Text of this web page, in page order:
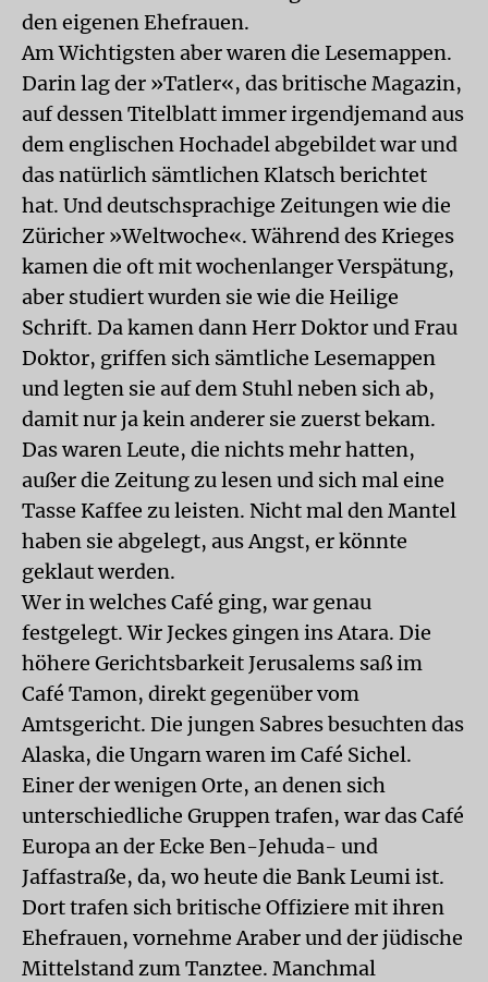
den eigenen Ehefrauen.
Am Wichtigsten aber waren die Lesemappen.
Darin lag der »Tatler«, das britische Magazin,
auf dessen Titelblatt immer irgendjemand aus
dem englischen Hochadel abgebildet war und
das natürlich sämtlichen Klatsch berichtet
hat. Und deutschsprachige Zeitungen wie die
Züricher »Weltwoche«. Während des Krieges
kamen die oft mit wochenlanger Verspätung,
aber studiert wurden sie wie die Heilige
Schrift. Da kamen dann Herr Doktor und Frau
Doktor, griffen sich sämtliche Lesemappen
und legten sie auf dem Stuhl neben sich ab,
damit nur ja kein anderer sie zuerst bekam.
Das waren Leute, die nichts mehr hatten,
außer die Zeitung zu lesen und sich mal eine
Tasse Kaffee zu leisten. Nicht mal den Mantel
haben sie abgelegt, aus Angst, er könnte
geklaut werden.
Wer in welches Café ging, war genau
festgelegt. Wir Jeckes gingen ins Atara. Die
höhere Gerichtsbarkeit Jerusalems saß im
Café Tamon, direkt gegenüber vom
Amtsgericht. Die jungen Sabres besuchten das
Alaska, die Ungarn waren im Café Sichel.
Einer der wenigen Orte, an denen sich
unterschiedliche Gruppen trafen, war das Café
Europa an der Ecke Ben-Jehuda- und
Jaffastraße, da, wo heute die Bank Leumi ist.
Dort trafen sich britische Offiziere mit ihren
Ehefrauen, vornehme Araber und der jüdische
Mittelstand zum Tanztee. Manchmal